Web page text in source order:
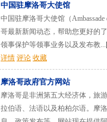
中国驻摩洛哥大使馆
中国驻摩洛哥大使馆（Ambassade
哥最新新闻动态，帮助您更好的
领事保护等领事业务以及发布教...
详情 评论 收藏
摩洛哥政府官方网站
摩洛哥是非洲第五大经济体，旅
拉伯语、法语以及柏柏尔语。摩